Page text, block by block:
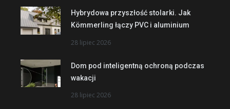
Hybrydowa przyszłość stolarki. Jak
Kömmerling łączy PVC i aluminium
28 lipiec 2026
Dom pod inteligentną ochroną podczas
wakacji
28 lipiec 2026